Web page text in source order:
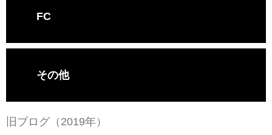
FC
その他
旧ブログ（2019年）